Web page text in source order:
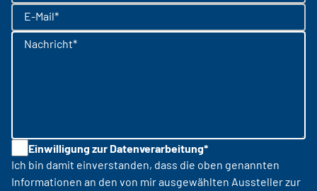
E-Mail*
Nachricht*
Einwilligung zur Datenverarbeitung*
Ich bin damit einverstanden, dass die oben genannten
Informationen an den von mir ausgewählten Aussteller zur